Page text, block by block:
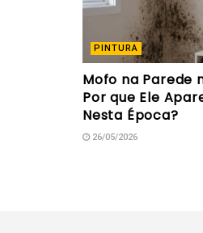
PINTURA
Mofo na Parede
Por que Ele
Nesta Época?
26/05/2026